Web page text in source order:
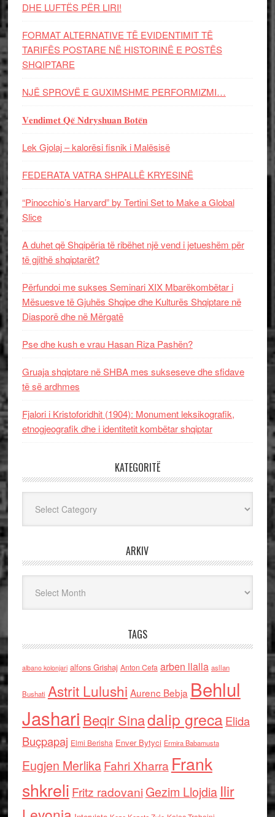
DHE LUFTЁS PЁR LIRI!
FORMAT ALTERNATIVE TË EVIDENTIMIT TË
TARIFËS POSTARE NË HISTORINË E POSTËS
SHQIPTARE
NJË SPROVË E GUXIMSHME PERFORMIZMI…
𝐕𝐞𝐧𝐝𝐢𝐦𝐞𝐭 𝐐𝐞̈ 𝐍𝐝𝐫𝐲𝐬𝐡𝐮𝐚𝐧 𝐁𝐨𝐭𝐞̈𝐧
Lek Gjolaj – kalorësi fisnik i Malësisë
FEDERATA VATRA SHPALLË KRYESINË
“Pinocchio’s Harvard” by Tertini Set to Make a Global
Slice
A duhet që Shqipëria të ribëhet një vend i jetueshëm për
të gjithë shqiptarët?
Përfundoi me sukses Seminari XIX Mbarëkombëtar i
Mësuesve të Gjuhës Shqipe dhe Kulturës Shqiptare në
Diasporë dhe në Mërgatë
Pse dhe kush e vrau Hasan Riza Pashën?
Gruaja shqiptare në SHBA mes sukseseve dhe sfidave
të së ardhmes
Fjalori i Kristoforidhit (1904): Monument leksikografik,
etnogjeografik dhe i identitetit kombëtar shqiptar
KATEGORITË
ARKIV
TAGS
albano kolonjari alfons Grishaj Anton Cefa arben llalla asllan
Bushati Astrit Lulushi Aurenc Bebja Behlul
Jashari Beqir Sinadalip grecaElida
Buçpapaj Elmi Berisha Enver Bytyci Ermira Babamusta
Eugjen MerlikaFahri Xharra Frank
shkreli Fritz radovaniGezim Llojdia Ilir